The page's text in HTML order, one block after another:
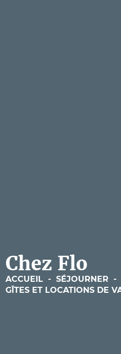
Chez Flo
ACCUEIL - SÉJOURNER -
GÎTES ET LOCATIONS DE